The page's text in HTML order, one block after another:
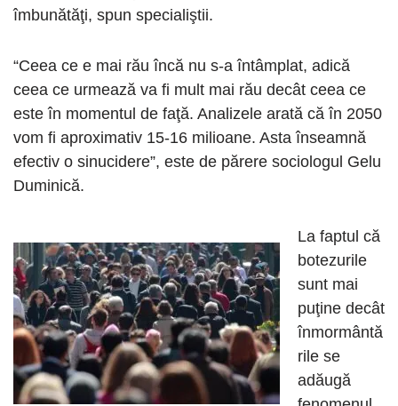
îmbunătăţi, spun specialiştii.
“Ceea ce e mai rău încă nu s-a întâmplat, adică
ceea ce urmează va fi mult mai rău decât ceea ce
este în momentul de faţă. Analizele arată că în 2050
vom fi aproximativ 15-16 milioane. Asta înseamnă
efectiv o sinucidere”, este de părere sociologul Gelu
Duminică.
La faptul că
botezurile
sunt mai
puţine decât
înmormântă
rile se
adăugă